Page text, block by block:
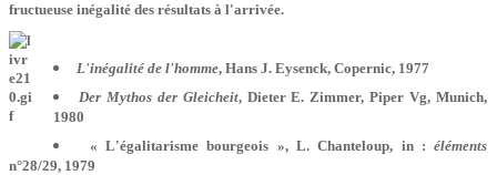
fructueuse inégalité des résultats à l'arrivée.
L'inégalité de l'homme, Hans J. Eysenck, Copernic, 1977
Der Mythos der Gleicheit, Dieter E. Zimmer, Piper Vg, Munich,
1980
« L'égalitarisme bourgeois », L. Chanteloup, in :éléments
n°28/29, 1979